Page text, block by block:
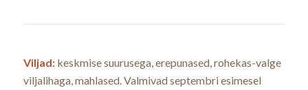
Viljad: keskmise suurusega, erepunased, rohekas-valge
viljalihaga, mahlased. Valmivad septembri esimesel